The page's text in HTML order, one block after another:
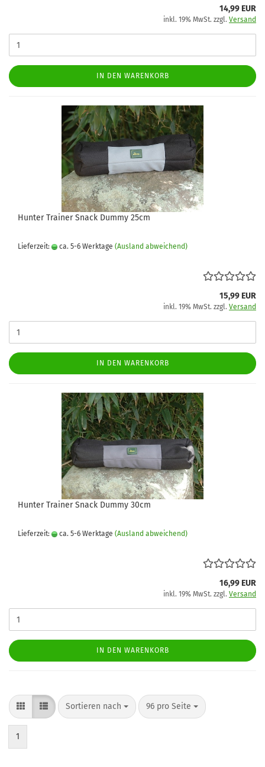
14,99 EUR
inkl. 19% MwSt. zzgl. Versand
IN DEN WARENKORB
Hunter Trainer Snack Dummy 25cm
Lieferzeit: ca. 5-6 Werktage (Ausland abweichend)
15,99 EUR
inkl. 19% MwSt. zzgl. Versand
IN DEN WARENKORB
Hunter Trainer Snack Dummy 30cm
Lieferzeit: ca. 5-6 Werktage (Ausland abweichend)
16,99 EUR
inkl. 19% MwSt. zzgl. Versand
IN DEN WARENKORB
Sortieren nach
Sortieren nach 96 pro Seite
pro Seite
1